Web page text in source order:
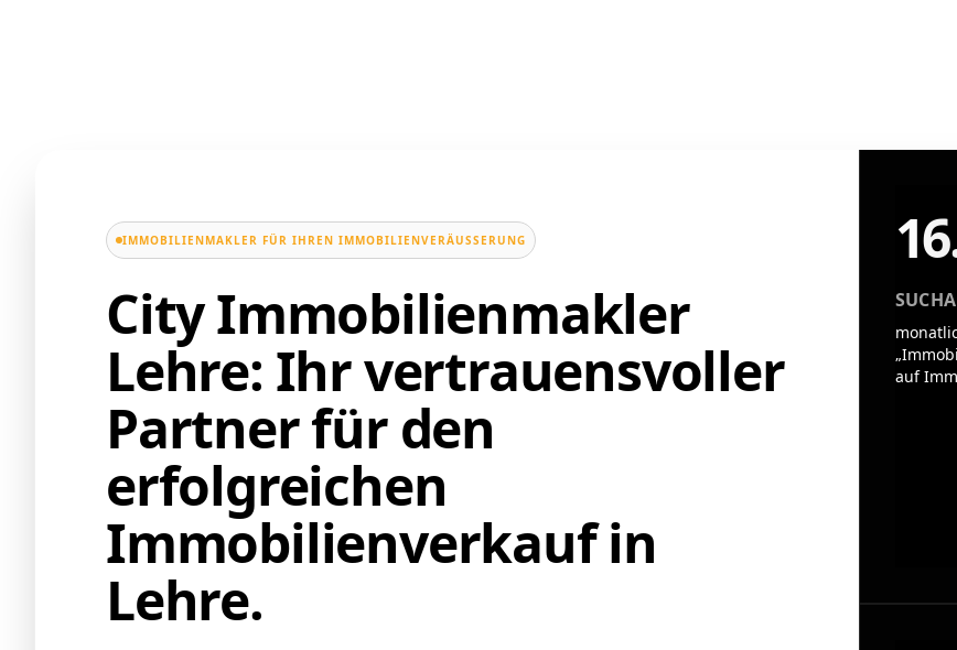
IMMOBILIENMAKLER FÜR IHREN IMMOBILIENVERÄUSSERUNG
City Immobilienmakler
Lehre: Ihr vertrauensvoller
Partner für den
erfolgreichen
Immobilienverkauf in
Lehre.
auf